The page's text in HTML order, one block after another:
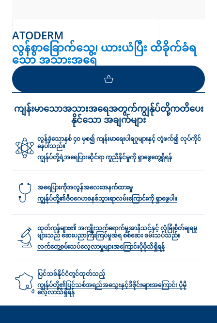
ATODERM
လွန်စွာခြောက်သွေ့၊ ယားယံပြီး ထိခိုက်ခံရ
သော အသားအရေ
ကျန်းမာသောအသားအရေအတွက်ကျွန်ုပ်တို့ကတိပေး
နိုင်သော အချက်များ
လွန်ခဲ့သောနှစ် ၄၀ မှစ၍ ကျန်းမာရေးပါရဂူများနှင့် တွဲဖက်၍ လုပ်ကိုင်
နေပါသည်။
ကျွန်ုပ်တို့ရဲ့အရေပြားဆိုင်ရာ ကူညီနိုင်မှုကို ရှာဖွေတွေ့ရှိရန်
အရေပြားကိုအလွန်အလေးအနက်ထားမှု
ကျွန်ုပ်တို့၏ဇီဝဂေဟစနစ်သွားရာလမ်း‌ကြောင်းကို ရှာဖွေပါ။
ထုတ်ကုန်များ၏ အကျိုးသက်ရောက်မှုအာနိသင်နှင့် လုံခြုံစိတ်ချရမှု
များသည် ဆေးပညာကြီးကြပ်မှုအရ စစ်ဆေး စမ်းသပ်သည်။
လက်တွေ့စမ်းသပ်လေ့လာမှုများအ‌‌‌ကြောင်းပိုမိုသိရှိရန်
ပြင်သစ်နိုင်ငံတွင်ထုတ်သည့်
ကျွန်ုပ်တို့၏ပြင်သစ်အရည်အသွေးနှင့်ဒီဇိုင်းများအကြောင်း ပိုမို
လေ့လာသိရှိရန်